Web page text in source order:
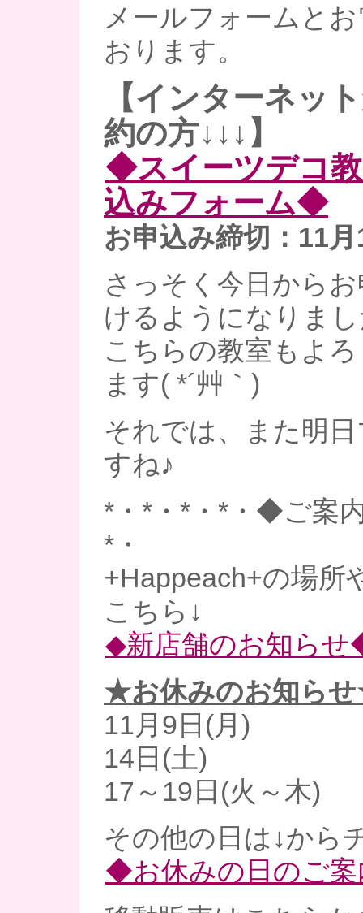
メールフォームと
おります。
【インターネッ
約の方↓↓↓】
◆スイーツデコ
込みフォーム◆
お申込み締切：11
さっそく今日から
けるようになりま
こちらの教室もよ
ます( *´艸｀)
それでは、また明
すね♪
*・*・*・*・◆ご案
*・
+Happeach+の場所
こちら↓
◆新店舗のお知ら
★お休みのお知ら
11月9日(月)
14日(土)
17～19日(火～木)
その他の日は↓から
◆お休みの日のご